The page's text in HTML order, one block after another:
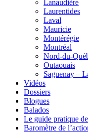
Lanaudière
Laurentides
Laval
Mauricie
Montérégie
Montréal
Nord-du-
Outaouais
Saguenay –
Vidéos
Dossiers
Blogues
Balados
Le guide pratique
Baromètre de